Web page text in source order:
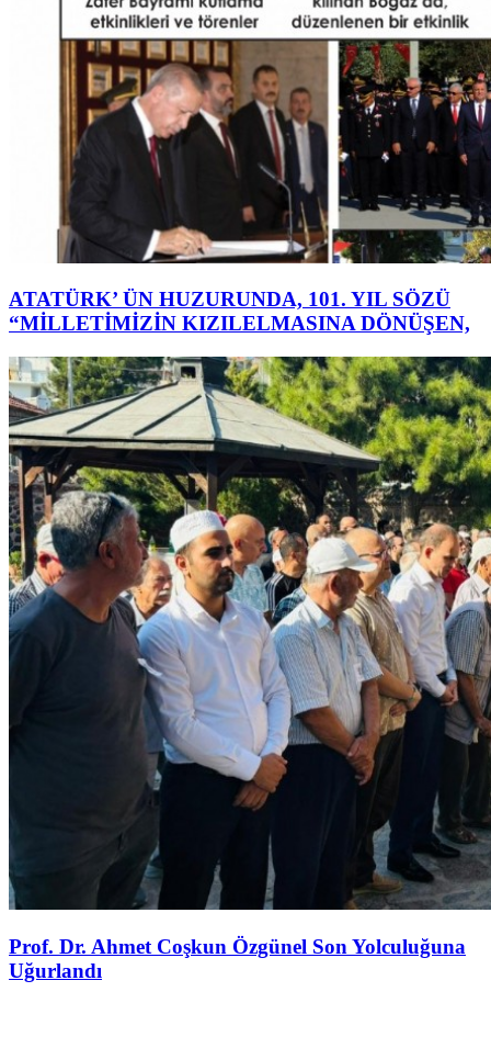
ATATÜRK’ ÜN HUZURUNDA, 101. YIL SÖZÜ
“MİLLETİMİZİN KIZILELMASINA DÖNÜŞEN,
Prof. Dr. Ahmet Coşkun Özgünel Son Yolculuğuna
Uğurlandı